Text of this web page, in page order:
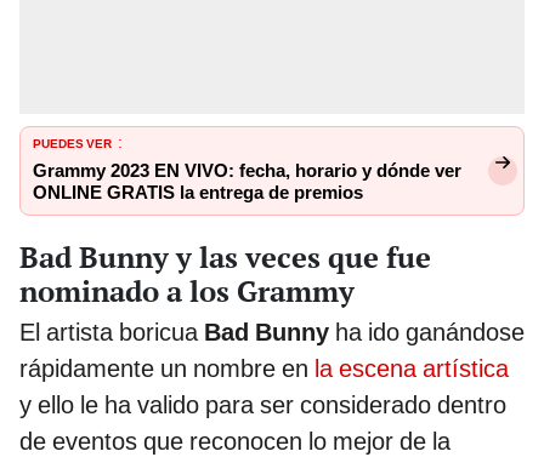
PUEDES VER :
Grammy 2023 EN VIVO: fecha, horario y dónde ver
ONLINE GRATIS la entrega de premios
Bad Bunny y las veces que fue
nominado a los Grammy
El artista boricua Bad Bunny ha ido ganándose
rápidamente un nombre en la escena artística
y ello le ha valido para ser considerado dentro
de eventos que reconocen lo mejor de la